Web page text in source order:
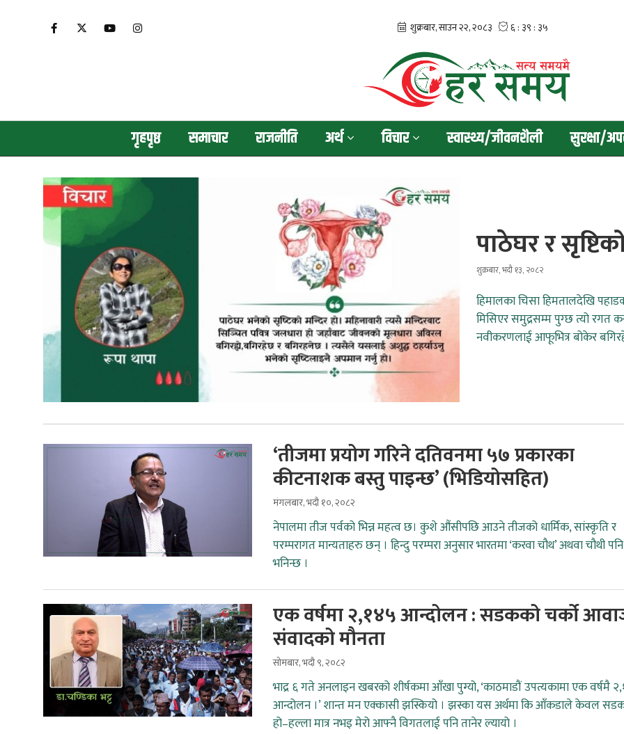
गृहपृष्ठ समाचार राजनीति अर्थ विचार स्वास्थ्य/जीवनशैली सुरक्षा/
पाठेघर र
शुक्रबार, भदौ १३, २०८२
हिमालका चिसा हिमतालदेखि
मिसिएर समुद्रसम्म पुग्छ त्यो रगत
नवीकरणलाई आफूभित्र बोकेर
‘तीजमा प्रयोग गरिने दतिवनमा ५७ प्रकारका
कीटनाशक बस्तु पाइन्छ’ (भिडियोसहित)
मंगलबार, भदौ १०, २०८२
नेपालमा तीज पर्वको भिन्न महत्व छ। कुशे औंसीपछि आउने तीजको धार्मिक, सांस्कृति र
परम्परागत मान्यताहरु छन् । हिन्दु परम्परा अनुसार भारतमा ‘करवा चौथ’ अथवा चौथी पनि
भनिन्छ ।
एक वर्षमा २,१४५ आन्दोलन : सडकको चर्को
संवादको मौनता
सोमबार, भदौ ९, २०८२
भाद्र ६ गते अनलाइन खबरको शीर्षकमा आँखा पुग्यो, ‘काठमाडौं उपत्यकामा एक वर्षमै
आन्दोलन ।’ शान्त मन एक्कासी झस्कियो । झस्का यस अर्थमा कि आँकडाले केवल
हो–हल्ला मात्र नभइ मेरो आफ्नै विगतलाई पनि तानेर ल्यायो ।